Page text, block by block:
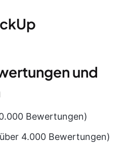
und
Bewertungen)
4.000 Bewertungen)